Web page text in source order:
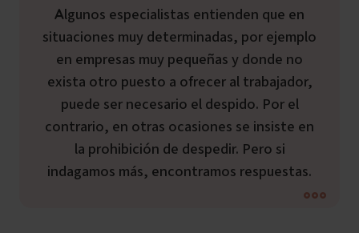
Algunos especialistas entienden que en
situaciones muy determinadas, por ejemplo
en empresas muy pequeñas y donde no
exista otro puesto a ofrecer al trabajador,
puede ser necesario el despido. Por el
contrario, en otras ocasiones se insiste en
la prohibición de despedir. Pero si
indagamos más, encontramos respuestas.